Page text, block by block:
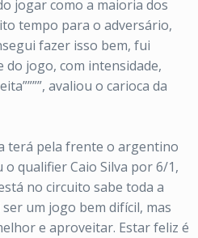
jogar como a maioria dos
tempo para o adversário,
fazer isso bem, fui
jogo, com intensidade,
avaliou o carioca da
terá pela frente o argentino
qualifier Caio Silva por 6/1,
no circuito sabe toda a
um jogo bem difícil, mas
e aproveitar. Estar feliz é